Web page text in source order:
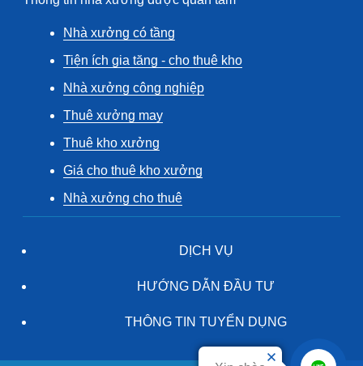
Nhà xưởng có tầng
Tiện ích gia tăng - cho thuê kho
Nhà xưởng công nghiệp
Thuê xưởng may
Thuê kho xưởng
Giá cho thuê kho xưởng
Nhà xưởng cho thuê
DỊCH VỤ
HƯỚNG DẪN ĐẦU TƯ
THÔNG TIN TUYỂN DỤNG